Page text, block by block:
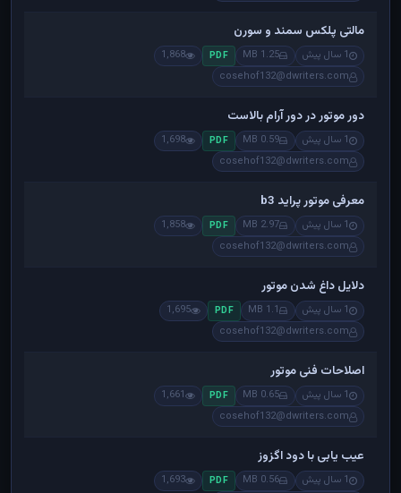
مالتی پلکس سمند و سورن
1 سال پیش 1.25 MB
PDF
1,868
cosehof132@dwriters.com
دور موتور در دور آرام بالاست
1 سال پیش 0.59 MB
PDF
1,698
cosehof132@dwriters.com
معرفی موتور پراید b3
1 سال پیش 2.97 MB
PDF
1,858
cosehof132@dwriters.com
دلایل داغ شدن موتور
1 سال پیش 1.1 MB
PDF
1,695
cosehof132@dwriters.com
اصلاحات فنی موتور
1 سال پیش 0.65 MB
PDF
1,661
cosehof132@dwriters.com
عیب یابی با دود اگزوز
1 سال پیش 0.56 MB
PDF
1,693